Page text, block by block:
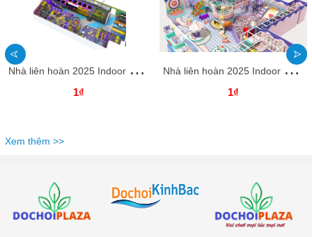
N
hà liên hoàn 2025 Indoor playground NLHKB73 Dochoikinhbac- Thiết Kế Đẹp Độc Đáo
1₫
N
hà liên hoàn 2025 Indoor playground NLHKB64 Dochoikinhbac- Thiết Kế Đẹp Độc Đáo
1₫
Xem thêm >>